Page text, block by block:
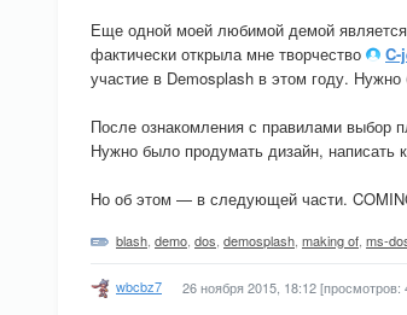
Еще одной моей любимой демой является
фактически открыла мне творчество
C-
участие в Demosplash в этом году.
После ознакомления с правилами выбор
Нужно было продумать дизайн, написать
Но об этом — в следующей части.
blash demo dos demosplash making of ms-
wbcbz7 26 ноября 2015, 18:12[просмотров: